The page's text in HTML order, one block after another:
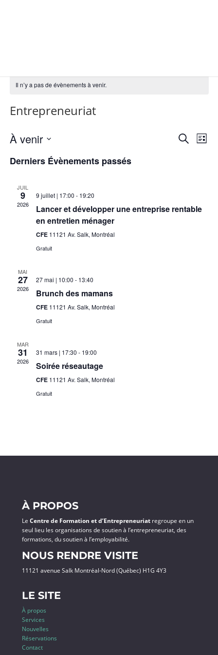
Il n’y a pas de évènements à venir.
Entrepreneuriat
Recherche
de
Liste
À venir
une
Derniers Évènements passés
JUIL
9
2026
9 juillet | 17:00 - 19:20
Lancer et développer une entreprise rentable
en entretien ménager
CFE 11121 Av. Salk, Montréal
Gratuit
MAI
27
2026
27 mai | 10:00 - 13:40
Brunch des mamans
CFE 11121 Av. Salk, Montréal
Gratuit
MAR
31
2026
31 mars | 17:30 - 19:00
Soirée réseautage
CFE 11121 Av. Salk, Montréal
Gratuit
À PROPOS
Le Centre de Formation et d’Entrepreneuriatregroupe en un
seul lieu les organisations de soutien à l’entrepreneuriat, des
formations, du soutien à l’employabilité.
NOUS RENDRE VISITE
11121 avenue Salk Montréal-Nord (Québec) H1G 4Y3
LE SITE
À propos
Services
Nouvelles
Réservations
Contact